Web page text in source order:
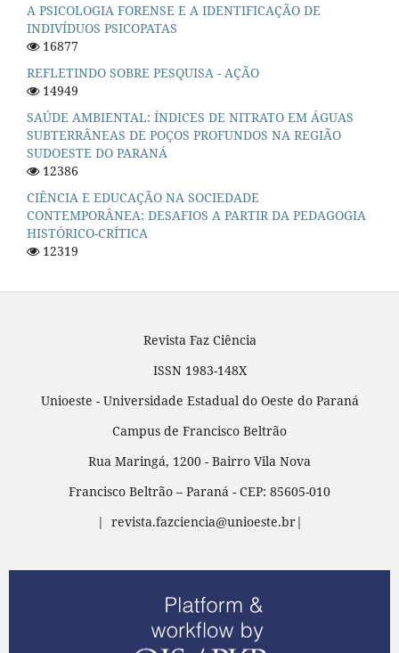
A PSICOLOGIA FORENSE E A IDENTIFICAÇÃO DE
INDIVÍDUOS PSICOPATAS
16877
REFLETINDO SOBRE PESQUISA - AÇÃO
14949
SAÚDE AMBIENTAL: ÍNDICES DE NITRATO EM ÁGUAS
SUBTERRÂNEAS DE POÇOS PROFUNDOS NA REGIÃO
SUDOESTE DO PARANÁ
12386
CIÊNCIA E EDUCAÇÃO NA SOCIEDADE
CONTEMPORÂNEA: DESAFIOS A PARTIR DA PEDAGOGIA
HISTÓRICO-CRÍTICA
12319
Revista Faz Ciência
ISSN 1983-148X
Unioeste - Universidade Estadual do Oeste do Paraná
Campus de Francisco Beltrão
Rua Maringá, 1200 - Bairro Vila Nova
Francisco Beltrão – Paraná - CEP: 85605-010
| revista.fazciencia@unioeste.br|